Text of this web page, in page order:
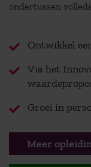
ondertussen
Ontwikkel
Via het
Groei in
Meer